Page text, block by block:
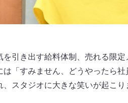
引き出す給料体制、売れる限定
「すみません、どうやったら社
スタジオに大きな笑いが起こり